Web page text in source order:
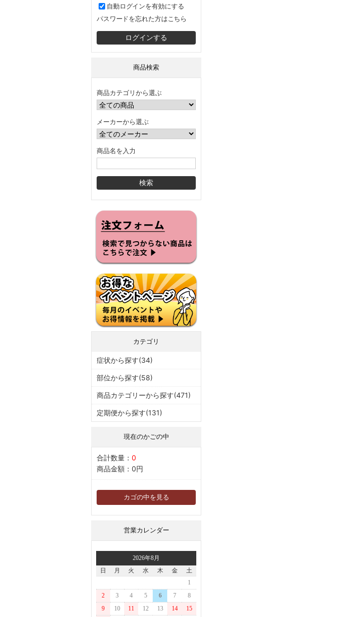
自動ログインを有効にする
パスワードを忘れた方はこちら
商品検索
商品カテゴリから選ぶ
メーカーから選ぶ
商品名を入力
カテゴリ
症状から探す(34)
部位から探す(58)
商品カテゴリーから探す(471)
定期便から探す(131)
現在のかごの中
合計数量： 0
商品金額： 0円
カゴの中を見る
営業カレンダー
2026年8月
日
月 火 水 木 金
土
1
2
3 4 5 6 7
8
9
10 11 12 13 14
15